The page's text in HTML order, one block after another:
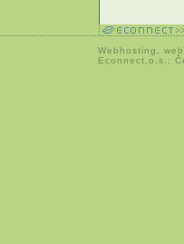
Webhosting
Econnect,o.s.;